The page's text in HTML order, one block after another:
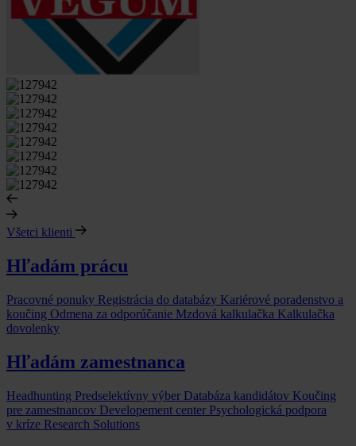
Všetci klienti
Hľadám prácu
Pracovné ponuky Registrácia do databázy Kariérové poradenstvo a
koučing Odmena za odporúčanie Mzdová kalkulačka Kalkulačka
dovolenky
Hľadám zamestnanca
Headhunting Predselektívny výber Databáza kandidátov Koučing
pre zamestnancov Developement center Psychologická podpora
v kríze Research Solutions